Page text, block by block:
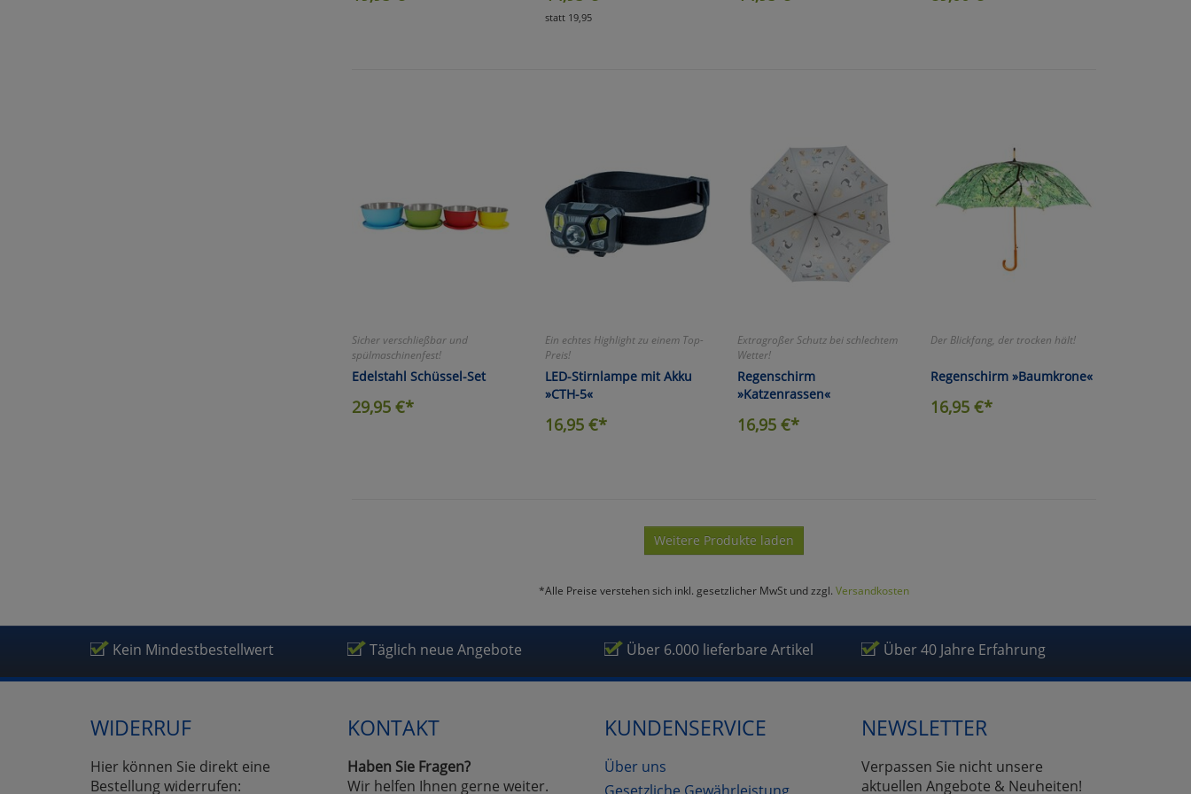
statt 19,95
Sicher verschließbar und
spülmaschinenfest!
Edelstahl Schüssel-Set
29,95 €*
Ein echtes Highlight zu einem Top-
Preis!
LED-Stirnlampe mit Akku
»CTH-5«
16,95€*
Extragroßer Schutz bei schlechtem
Wetter!
Regenschirm
»Katzenrassen«
16,95 €*
Der Blickfang, der trocken hält!
Regenschirm »Baumkrone«
16,95€*
Weitere Produkte laden
*Alle Preise verstehen sich inkl. gesetzlicher MwSt und zzgl. Versandkosten
Kein Mindestbestellwert Täglich neue Angebote Über 6.000 lieferbare Artikel Über 40 Jahre Erfahrung
WIDERRUF
Hier können Sie direkt eine
Bestellung widerrufen:
KONTAKT
Haben Sie Fragen?
Wir helfen Ihnen gerne weiter.
KUNDENSERVICE
Über uns
Gesetzliche Gewährleistung
NEWSLETTER
Verpassen Sie nicht unsere
aktuellen Angebote & Neuheiten!